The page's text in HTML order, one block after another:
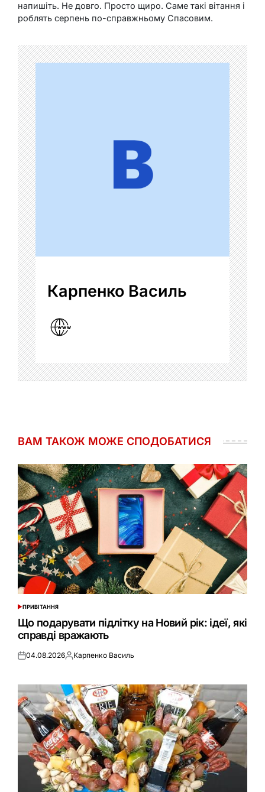
напишіть. Не довго. Просто щиро. Саме такі вітання і
роблять серпень по-справжньому Спасовим.
Карпенко Василь
ВАМ ТАКОЖ МОЖЕ СПОДОБАТИСЯ
ОПУБЛІКУВАТИ
У
ПРИВІТАННЯ
Що подарувати підлітку на Новий рік: ідеї, які
справді вражають
Оприлюднено
04.08.2026Опубліковано
Карпенко Василь